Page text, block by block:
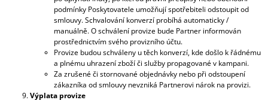
podmínky Poskytovatele umožňují spotřebiteli odstoupit od
smlouvy. Schvalování konverzí probíhá automaticky /
manuálně. O schválení provize bude Partner informován
prostřednictvím svého provizního účtu.
Provize budou schváleny u těch konverzí, kde došlo k řádnému
a plnému uhrazení zboží či služby propagované v kampani.
Za zrušené či stornované objednávky nebo při odstoupení
zákazníka od smlouvy nevzniká Partnerovi nárok na provizi.
Výplata provize